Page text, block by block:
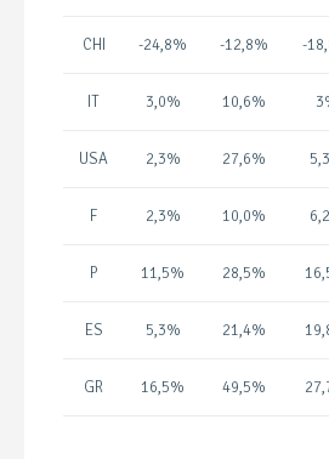
CHI -24,8% -12,8% -
IT 3,0% 10,6%
USA 2,3% 27,6%
F 2,3% 10,0%
P 11,5% 28,5%
ES 5,3% 21,4%
GR 16,5% 49,5%